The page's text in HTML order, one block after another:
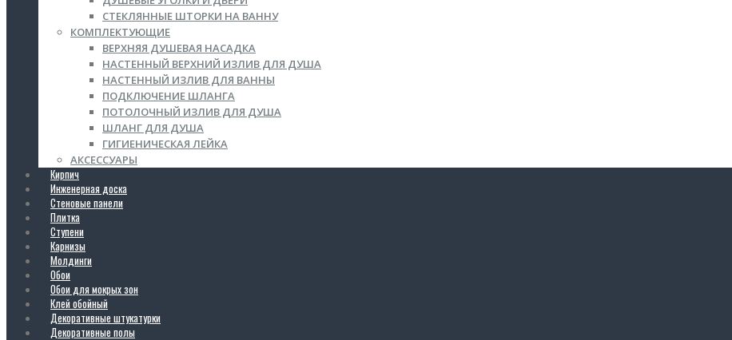
СТЕКЛЯННЫЕ ШТОРКИ НА ВАННУ
КОМПЛЕКТУЮЩИЕ
ВЕРХНЯЯ ДУШЕВАЯ НАСАДКА
НАСТЕННЫЙ ВЕРХНИЙ ИЗЛИВ ДЛЯ ДУША
НАСТЕННЫЙ ИЗЛИВ ДЛЯ ВАННЫ
ПОДКЛЮЧЕНИЕ ШЛАНГА
ПОТОЛОЧНЫЙ ИЗЛИВ ДЛЯ ДУША
ШЛАНГ ДЛЯ ДУША
ГИГИЕНИЧЕСКАЯ ЛЕЙКА
АКСЕССУАРЫ
Кирпич
Инженерная доска
Стеновые панели
Плитка
Ступени
Карнизы
Молдинги
Обои
Обои для мокрых зон
Клей обойный
Декоративные штукатурки
Декоративные полы